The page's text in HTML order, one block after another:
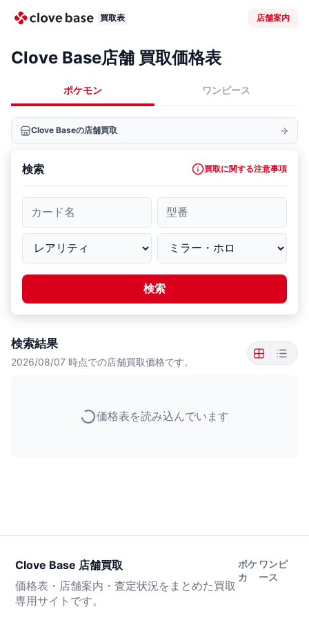
買取表 店舗案内
Clove Base店舗 買取価格表
ポケモン ワンピース
Clove Baseの店舗買取
検索 買取に関する注意事項
カード名 型番
検索
検索結果
2026/08/07 時点での店舗買取価格です。
価格表を読み込んでいます
Clove Base 店舗買取
価格表・店舗案内・査定状況をまとめた買取
専用サイトです。
ポケ
カ
ワンピ
ース